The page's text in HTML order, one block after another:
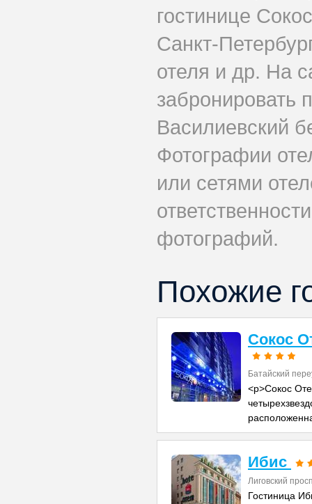
гостинице
Санкт-
отеля и др. На
забронировать
Василиевский
Фотографии
или сетями
фотографий.
Похожие
Сокос
Батайский
<p>Сокос
Ибис
Лиговский
Гостиница